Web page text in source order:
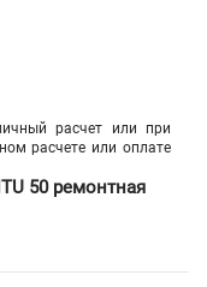
расчет или при
расчете или оплате
50 ремонтная